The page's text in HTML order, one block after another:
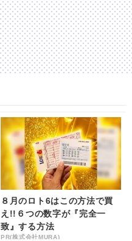
８月のロト6はこの方法で買
え!!６つの数字が『完全一
致』する方法
PR(株式会社MURA)